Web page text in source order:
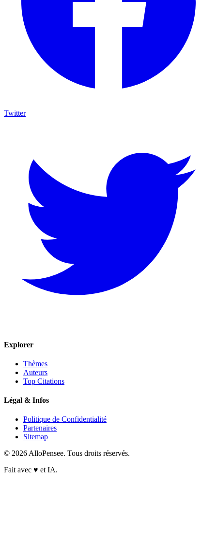
Twitter
Explorer
Thèmes
Auteurs
Top Citations
Légal & Infos
Politique de Confidentialité
Partenaires
Sitemap
© 2026 AlloPensee. Tous droits réservés.
Fait avec ♥ et IA.